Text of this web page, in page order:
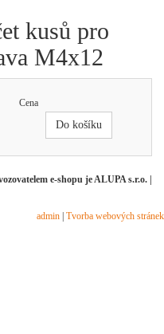
kusů pro
M4x12
Cena
Do košíku
e-shopu je ALUPA s.r.o. |
admin Tvorba webových stránek